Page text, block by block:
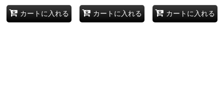
カートに入れる カートに入れる カートに入れる